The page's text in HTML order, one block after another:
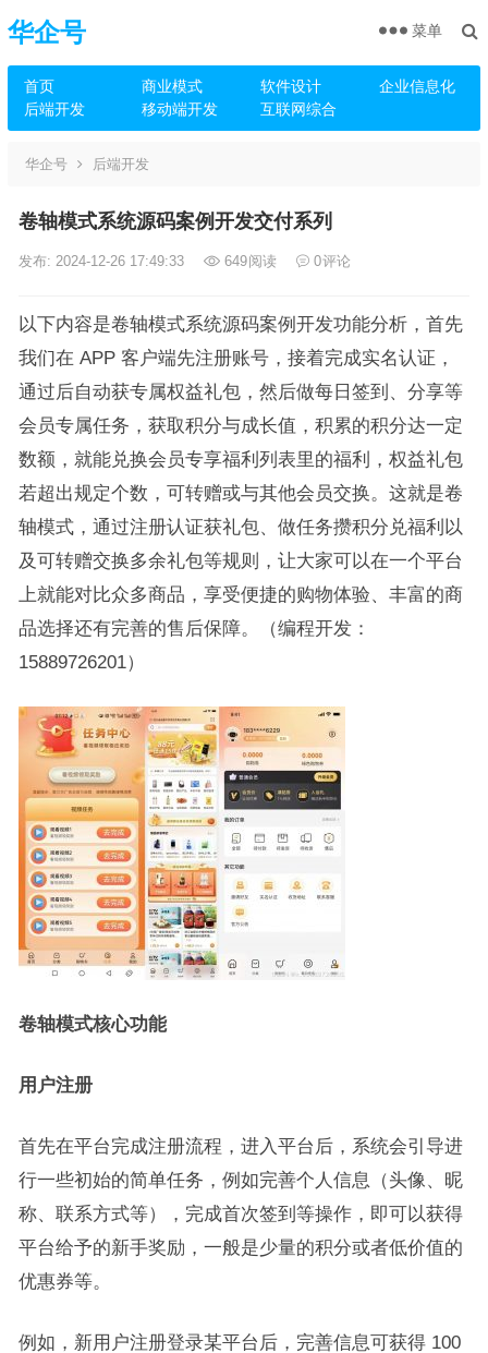
华企号
首页 商业模式 软件设计
企业信息化
后端开发
移动端开发 互联网综合
菜单
华企号 后端开发
卷轴模式系统源码案例开发交付系列
发布: 2024-12-26 17:49:33 649阅读 0评论
以下内容是卷轴模式系统源码案例开发功能分析，首先
我们在 APP 客户端先注册账号，接着完成实名认证，
通过后自动获专属权益礼包，然后做每日签到、分享等
会员专属任务，获取积分与成长值，积累的积分达一定
数额，就能兑换会员专享福利列表里的福利，权益礼包
若超出规定个数，可转赠或与其他会员交换。这就是卷
轴模式，通过注册认证获礼包、做任务攒积分兑福利以
及可转赠交换多余礼包等规则，让大家可以在一个平台
上就能对比众多商品，享受便捷的购物体验、丰富的商
品选择还有完善的售后保障。（编程开发：
15889726201）
卷轴模式核心功能
用户注册
首先在平台完成注册流程，进入平台后，系统会引导进
行一些初始的简单任务，例如完善个人信息（头像、昵
称、联系方式等），完成首次签到等操作，即可以获得
平台给予的新手奖励，一般是少量的积分或者低价值的
优惠券等。
例如，新用户注册登录某平台后，完善信息可获得 100